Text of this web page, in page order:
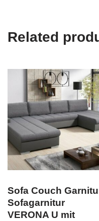
Related
Sofa Couch
Sofagarnitur
VERONA U mit